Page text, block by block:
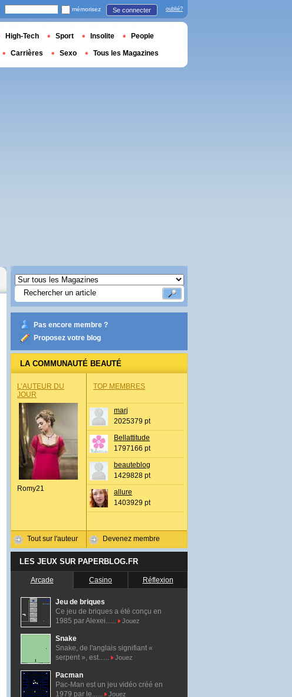
Pas encore membre ?
Proposez votre blog
LA COMMUNAUTÉ BEAUTÉ
L’AUTEUR DU
JOUR
Romy21
Tout sur l'auteur
TOP MEMBRES
marj
2025379 pt
Bellattitude
1797166 pt
beauteblog
1429828 pt
allure
1403929 pt
Devenez membre
LES JEUX SUR PAPERBLOG.FR
Arcade Casino Réflexion
Jeu de briques
Ce jeu de briques a été conçu en
1985 par Alexei......
Jouez
Snake
Snake, de l'anglais signifiant «
serpent », est......
Jouez
Pacman
Pac-Man est un jeu vidéo créé en
1979 par le......
Jouez
mémorisez Se connecter oublié?
High-Tech Sport Insolite People
Carrières Sexo Tous les Magazines